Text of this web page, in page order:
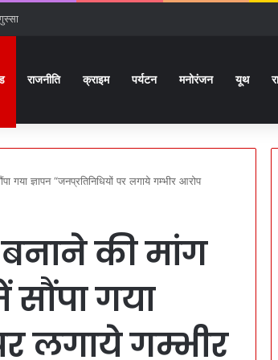
राजनीति क्राइम पर्यटन मनोरंजन यूथ
ज्ञापन “जनप्रतिनिधियों पर लगाये गम्भीर आरोप
बनाने की मांग
गया
लगाये गम्भीर